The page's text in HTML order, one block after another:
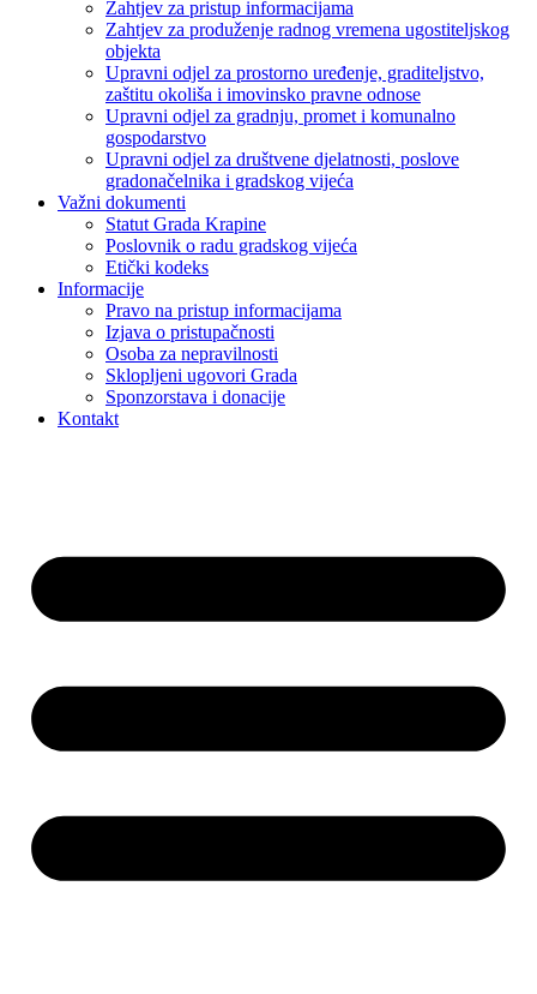
Zahtjev za pristup informacijama
Zahtjev za produženje radnog vremena ugostiteljskog
objekta
Upravni odjel za prostorno uređenje, graditeljstvo,
zaštitu okoliša i imovinsko pravne odnose
Upravni odjel za gradnju, promet i komunalno
gospodarstvo
Upravni odjel za društvene djelatnosti, poslove
gradonačelnika i gradskog vijeća
Važni dokumenti
Statut Grada Krapine
Poslovnik o radu gradskog vijeća
Etički kodeks
Informacije
Pravo na pristup informacijama
Izjava o pristupačnosti
Osoba za nepravilnosti
Sklopljeni ugovori Grada
Sponzorstava i donacije
Kontakt